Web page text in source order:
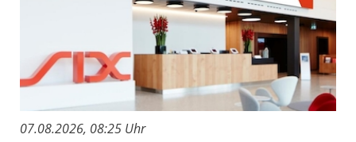
07.08.2026, 08:25 Uhr